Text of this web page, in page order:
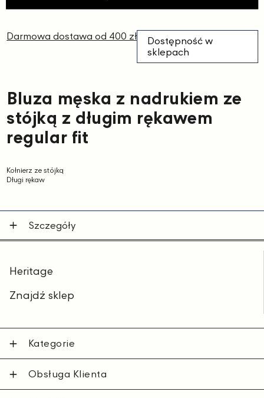
Bluza męska z nadrukiem ze
stójką z długim rękawem
regular fit
Kołnierz ze stójką
Długi rękaw
Darmowa dostawa od 400 zł
Dostępność w
sklepach
Szczegóły
Heritage
Znajdź sklep
Kategorie
Obsługa Klienta